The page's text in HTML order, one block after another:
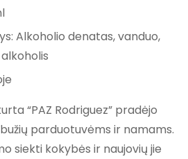
Alkoholio denatas, vanduo,
“PAZ Rodriguez” pradėjo
parduotuvėms ir namams.
siekti kokybės ir naujovių jie